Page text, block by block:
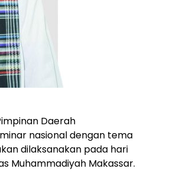
Daerah
nasional dengan tema
dilaksanakan pada hari
Muhammadiyah Makassar.